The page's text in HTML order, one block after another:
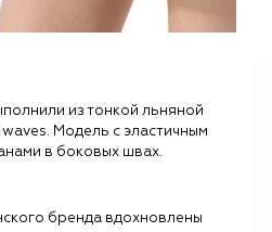
из тонкой льняной
Модель с эластичным
в боковых швах.
бренда вдохновлены